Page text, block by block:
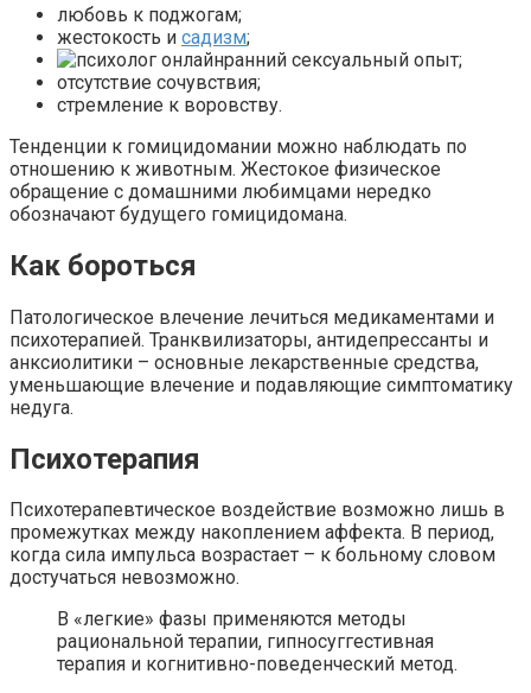
любовь к поджогам;
жестокость и садизм;
ранний сексуальный опыт;
отсутствие сочувствия;
стремление к воровству.
Тенденции к гомицидомании можно наблюдать по
отношению к животным. Жестокое физическое
обращение с домашними любимцами нередко
обозначают будущего гомицидомана.
Как бороться
Патологическое влечение лечиться медикаментами и
психотерапией. Транквилизаторы, антидепрессанты и
анксиолитики – основные лекарственные средства,
уменьшающие влечение и подавляющие симптоматику
недуга.
Психотерапия
Психотерапевтическое воздействие возможно лишь в
промежутках между накоплением аффекта. В период,
когда сила импульса возрастает – к больному словом
достучаться невозможно.
В «легкие» фазы применяются методы
рациональной терапии, гипносуггестивная
терапия и когнитивно-поведенческий метод.